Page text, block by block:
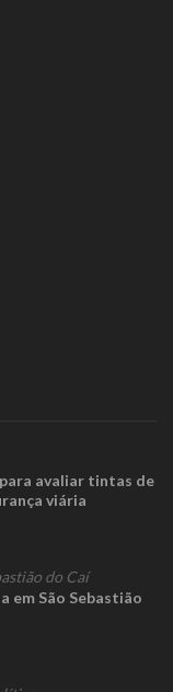
avaliar tintas de
viária
do Caí
em São Sebastião